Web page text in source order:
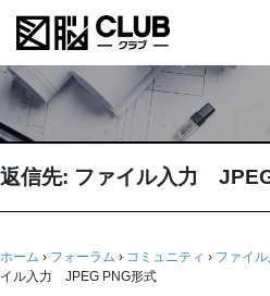
返信先: ファイル入力
ホーム › フォーラム › コミュニティ › ファイ
イル入力 JPEG PNG形式